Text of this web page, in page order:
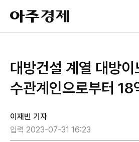
아
주
경
대방건설 계열 대방
수관계인으로부터 18
이재빈 기자
입력 2023-07-31 16:23